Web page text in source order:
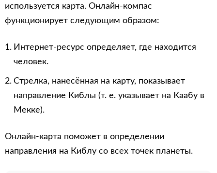
используется карта. Онлайн-компас
функционирует следующим образом:
Интернет-ресурс определяет, где находится
человек.
Стрелка, нанесённая на карту, показывает
направление Киблы (т. е. указывает на Каабу в
Мекке).
Онлайн-карта поможет в определении
направления на Киблу со всех точек планеты.